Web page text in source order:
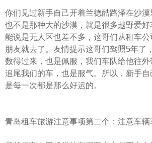
你们见过新手自己开着兰德酷路泽在沙漠
也不是那种大的沙漠，就是很多越野爱
能说是无人区也差不多，这哥们从租车
朋友就去了。友情提示这哥们驾照5年了
数得过来，也是佩服，我们车队给他往
追尾我们的车，也是服气。所以，新手
是每一次都是那么好运的。
青岛租车旅游注意事项第二个：注意车辆